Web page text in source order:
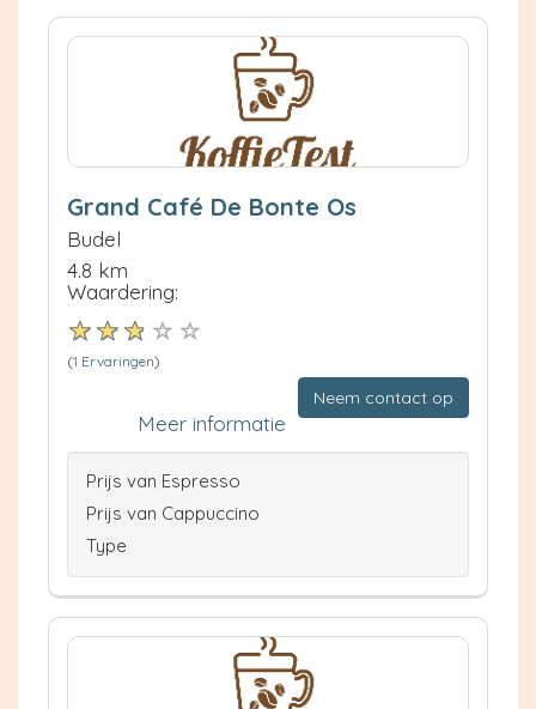
Grand Café De Bonte Os
Budel
4.8 km
Waardering:
(1 Ervaringen)
Neem contact op
Meer informatie
Prijs van Espresso
Prijs van Cappuccino
Type